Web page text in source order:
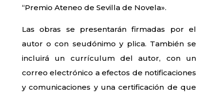
“Premio Ateneo de Sevilla de Novela».
Las obras se presentarán firmadas por el
autor o con seudónimo y plica. También se
incluirá un currículum del autor, con un
correo electrónico a efectos de notificaciones
y comunicaciones y una certificación de que